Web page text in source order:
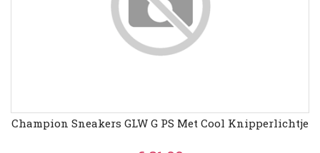
Champion Sneakers GLW G PS Met Cool Knipperlichtje